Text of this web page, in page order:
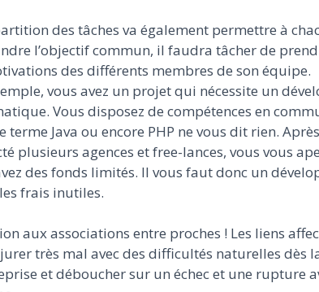
des tâches va également permettre à
l’objectif commun, il faudra tâcher de
des différents membres de son équipe.
vous avez un projet qui nécessite un
Vous disposez de compétences en
terme Java ou encore PHP ne vous dit rien.
plusieurs agences et free-lances, vous vous
des fonds limités. Il vous faut donc un
frais inutiles.
aux associations entre proches ! Les liens
très mal avec des difficultés naturelles dès
et déboucher sur un échec et une rupture